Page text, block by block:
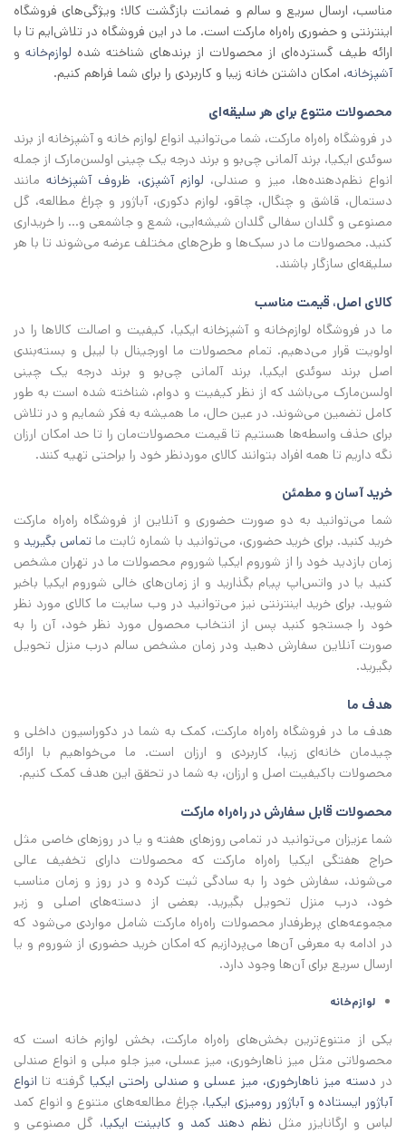
مناسب، ارسال سریع و سالم و ضمانت بازگشت کالا؛ ویژگی‌های فروشگاه
اینترنتی و حضوری راه‌راه مارکت است. ما در این فروشگاه در تلاش‌ایم تا با
ارائه طیف گسترده‌ای از محصولات از برند‌های شناخته شده لوازم‌خانه و
آشپزخانه، امکان داشتن خانه زیبا و کاربردی را برای شما فراهم کنیم.
محصولات متنوع برای هر سلیقه‌ای
در فروشگاه راه‌راه مارکت، شما می‌توانید انواع لوازم خانه و آشپزخانه از برند
سوئدی ایکیا، برند آلمانی چی‌بو و برند درجه یک چینی اولسن‌مارک از جمله
انواع نظم‌دهنده‌ها، میز و صندلی، لوازم آشپزی، ظروف آشپزخانهمانند
دستمال، قاشق و چنگال، چاقو، لوازم دکوری، آباژور و چراغ مطالعه، گل
مصنوعی و گلدان سفالی گلدان شیشه‌ایی، شمع و جاشمعی و… را خریداری
کنید. محصولات ما در سبک‌ها و طرح‌های مختلف عرضه می‌شوند تا با هر
سلیقه‌ای سازگار باشند.
کالای اصل، قیمت مناسب
ما در فروشگاه لوازم‌خانه و آشپزخانه ایکیا، کیفیت و اصالت کالاها را در
اولویت قرار می‌دهیم. تمام محصولات ما اورجینال با لیبل و بسته‌بندی
اصل برند سوئدی ایکیا، برند آلمانی چی‌بو و برند درجه یک چینی
اولسن‌مارک می‌باشد که از نظر کیفیت و دوام، شناخته شده است به طور
کامل تضمین می‌شوند. در عین حال، ما همیشه به فکر شمایم و در تلاش
برای حذف واسطه‌ها هستیم تا قیمت محصولات‌مان را تا حد امکان ارزان
نگه داریم تا همه افراد بتوانند کالای موردنظر خود را براحتی تهیه کنند.
خرید آسان و مطمئن
شما می‌توانید به دو صورت حضوری و آنلاین از فروشگاه راه‌راه مارکت
خرید کنید. برای خرید حضوری، می‌توانید با شماره ثابت ما تماس بگیرید و
زمان بازدید خود را از شوروم ایکیا شوروم محصولات ما در تهران مشخص
کنید یا در واتس‌اپ پیام بگذارید و از زمان‌های خالی شوروم ایکیا باخبر
شوید. برای خرید اینترنتی نیز می‌توانید در وب سایت ما کالای مورد نظر
خود را جستجو کنید پس از انتخاب محصول مورد نظر خود، آن را به
صورت آنلاین سفارش دهید ودر زمان مشخص سالم درب منزل تحویل
بگیرید.
هدف ما
هدف ما در فروشگاه راه‌راه مارکت، کمک به شما در دکوراسیون داخلی و
چیدمان خانه‌ای زیبا، کاربردی و ارزان است. ما می‌خواهیم با ارائه
محصولات باکیفیت اصل و ارزان، به شما در تحقق این هدف کمک کنیم.
محصولات قابل سفارش در راه‌راه مارکت
شما عزیزان می‌توانید در تمامی روزهای هفته و یا در روزهای خاصی مثل
حراج هفتگی ایکیا راه‌راه مارکت که محصولات دارای تخفیف عالی
می‌شوند، سفارش خود را به سادگی ثبت کرده و در روز و زمان مناسب
خود، درب منزل تحویل بگیرید. بعضی از دسته‌های اصلی و زیر
مجموعه‌های پرطرفدار محصولات راه‌راه مارکت شامل مواردی می‌شود که
در ادامه به معرفی آن‌ها می‌پردازیم که امکان خرید حضوری از شوروم و یا
ارسال سریع برای آن‌ها وجود دارد.
لوازم‌خانه
یکی از متنوع‌ترین بخش‌های راه‌راه مارکت، بخش لوازم خانه است که
محصولاتی مثل میز ناهارخوری، میز عسلی، میز جلو مبلی و انواع صندلی
در دسته میز ناهارخوری، میز عسلی و صندلی راحتی ایکیا گرفته تا انواع
آباژور ایستاده و آباژور رومیزی ایکیا، چراغ مطالعه‌های متنوع و انواع کمد
لباس و ارگانایزر مثل نظم دهند کمد و کابینت ایکیا، گل مصنوعی و